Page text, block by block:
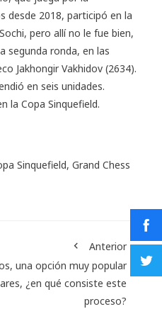
desde 2018, participó en la
pero allí no le fue bien,
segunda ronda, en las
Jakhongir Vakhidov (2634).
en seis unidades.
la Copa Sinquefield.
Sinquefield, Grand Chess
Anterior
una opción muy popular
¿en qué consiste este
proceso?